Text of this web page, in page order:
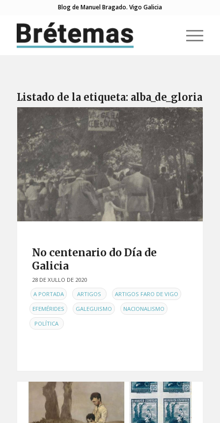
Blog de Manuel Bragado. Vigo Galicia
Listado de la etiqueta: alba_de_gloria
No centenario do Día de
Galicia
28 DE XULLO DE 2020
ENA PORTADA , ARTIGOS , ARTIGOS FARO DE VIGO ,
EFEMÉRIDES , GALEGUISMO , NACIONALISMO ,
POLÍTICA